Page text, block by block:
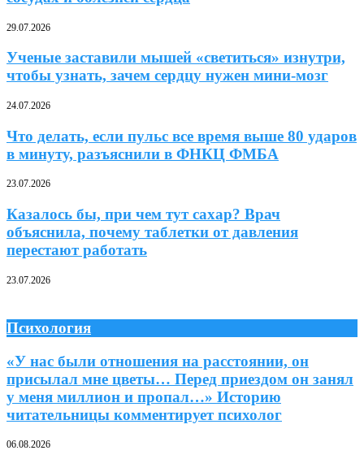
29.07.2026
Ученые заставили мышей «светиться» изнутри,
чтобы узнать, зачем сердцу нужен мини-мозг
24.07.2026
Что делать, если пульс все время выше 80 ударов
в минуту, разъяснили в ФНКЦ ФМБА
23.07.2026
Казалось бы, при чем тут сахар? Врач
объяснила, почему таблетки от давления
перестают работать
23.07.2026
Психология
«У нас были отношения на расстоянии, он
присылал мне цветы… Перед приездом он занял
у меня миллион и пропал…» Историю
читательницы комментирует психолог
06.08.2026